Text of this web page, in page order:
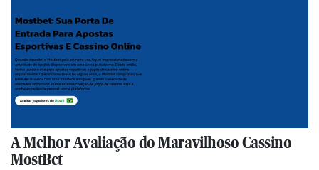
A Melhor Avaliação do Maravilhoso Cassino
MostBet